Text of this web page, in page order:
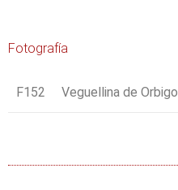
Fotografía
F152 Veguellina de Orbigo